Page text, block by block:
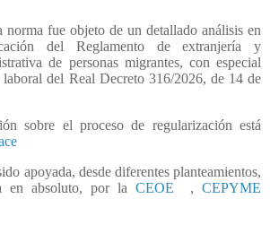
norma fue objeto de un detallado análisis en
del Reglamento de extranjería y
de personas migrantes, con especial
del Real Decreto 316/2026, de 14 de
sobre el proceso de regularización está
apoyada, desde diferentes planteamientos,
en absoluto, por la CEOE , CEPYME